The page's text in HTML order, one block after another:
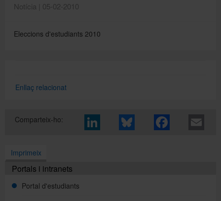
Mobilitat
Notícia | 05-02-2010
Eleccions d'estudiants 2010
Enllaç relacionat
Comparteix-ho:
Imprimeix
Portals i intranets
Portal d'estudiants